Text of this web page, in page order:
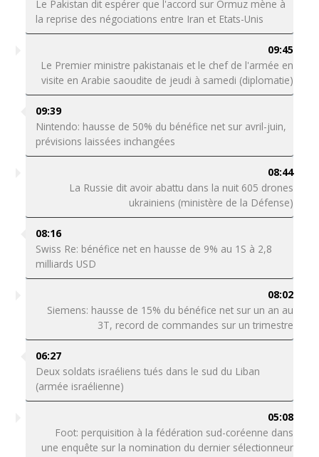
Le Pakistan dit espérer que l'accord sur Ormuz mène à
la reprise des négociations entre Iran et Etats-Unis
09:45
Le Premier ministre pakistanais et le chef de l'armée en
visite en Arabie saoudite de jeudi à samedi (diplomatie)
09:39
Nintendo: hausse de 50% du bénéfice net sur avril-juin,
prévisions laissées inchangées
08:44
La Russie dit avoir abattu dans la nuit 605 drones
ukrainiens (ministère de la Défense)
08:16
Swiss Re: bénéfice net en hausse de 9% au 1S à 2,8
milliards USD
08:02
Siemens: hausse de 15% du bénéfice net sur un an au
3T, record de commandes sur un trimestre
06:27
Deux soldats israéliens tués dans le sud du Liban
(armée israélienne)
05:08
Foot: perquisition à la fédération sud-coréenne dans
une enquête sur la nomination du dernier sélectionneur